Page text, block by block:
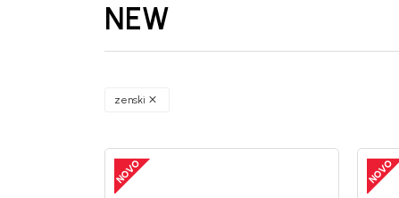
NEW
zenski